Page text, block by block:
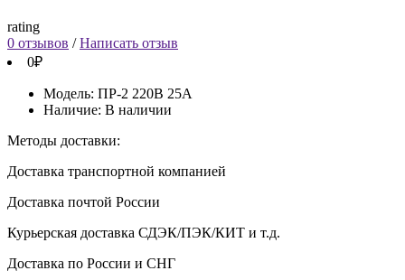
rating
0 отзывов /Написать отзыв
0₽
Модель: ПР-2 220В 25А
Наличие: В наличии
Методы доставки:
Доставка транспортной компанией
Доставка почтой России
Курьерская доставка СДЭК/ПЭК/КИТ и т.д.
Доставка по России и СНГ